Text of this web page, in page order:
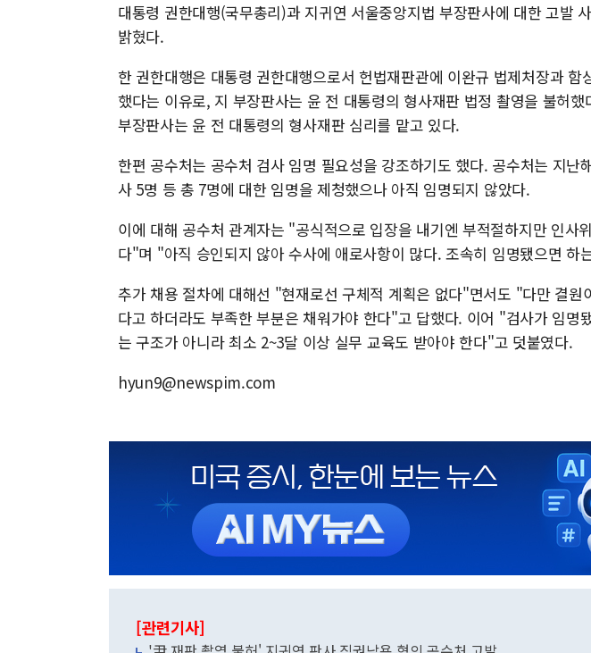
대통령 권한대행(국무총리)과 지귀연 서울중앙지법 부장판사에 대한 고발
밝혔다.
한 권한대행은 대통령 권한대행으로서 헌법재판관에 이완규 법제처장과 함
했다는 이유로, 지 부장판사는 윤 전 대통령의 형사재판 법정 촬영을 불허
부장판사는 윤 전 대통령의 형사재판 심리를 맡고 있다.
한편 공수처는 공수처 검사 임명 필요성을 강조하기도 했다. 공수처는 지난
사 5명 등 총 7명에 대한 임명을 제청했으나 아직 임명되지 않았다.
이에 대해 공수처 관계자는 "공식적으로 입장을 내기엔 부적절하지만 인사
다"며 "아직 승인되지 않아 수사에 애로사항이 많다. 조속히 임명됐으면 하
추가 채용 절차에 대해선 "현재로선 구체적 계획은 없다"면서도 "다만 결원
다고 하더라도 부족한 부분은 채워가야 한다"고 답했다. 이어 "검사가 임명
는 구조가 아니라 최소 2~3달 이상 실무 교육도 받아야 한다"고 덧붙였다.
hyun9@newspim.com
[관련기사]